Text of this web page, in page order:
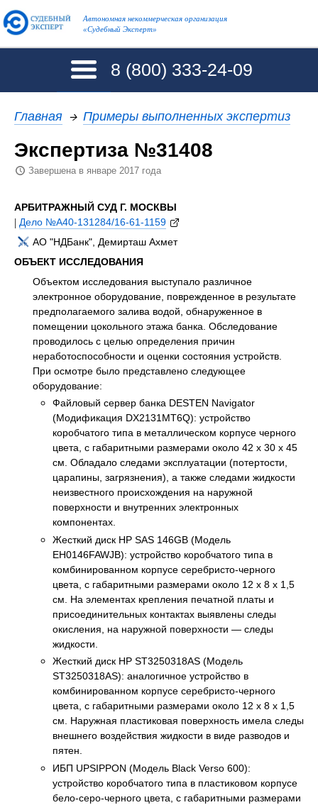
Автономная некоммерческая организация
«Судебный Эксперт»
8 (800) 333-24-09
Главная → Примеры выполненных экспертиз
Экспертиза №31408
Завершена в январе 2017 года
АРБИТРАЖНЫЙ СУД Г. МОСКВЫ
| Дело №А40-131284/16-61-1159
АО "НДБанк", Демирташ Ахмет
ОБЪЕКТ ИССЛЕДОВАНИЯ
Объектом исследования выступало различное
электронное оборудование, поврежденное в результате
предполагаемого залива водой, обнаруженное в
помещении цокольного этажа банка. Обследование
проводилось с целью определения причин
неработоспособности и оценки состояния устройств.
При осмотре было представлено следующее
оборудование:
Файловый сервер банка DESTEN Navigator
(Модификация DX2131MT6Q): устройство
коробчатого типа в металлическом корпусе черного
цвета, с габаритными размерами около 42 x 30 x 45
см. Обладало следами эксплуатации (потертости,
царапины, загрязнения), а также следами жидкости
неизвестного происхождения на наружной
поверхности и внутренних электронных
компонентах.
Жесткий диск HP SAS 146GB (Модель
EH0146FAWJB): устройство коробчатого типа в
комбинированном корпусе серебристо-черного
цвета, с габаритными размерами около 12 x 8 x 1,5
см. На элементах крепления печатной платы и
присоединительных контактах выявлены следы
окисления, на наружной поверхности — следы
жидкости.
Жесткий диск HP ST3250318AS (Модель
ST3250318AS): аналогичное устройство в
комбинированном корпусе серебристо-черного
цвета, с габаритными размерами около 12 x 8 x 1,5
см. Наружная пластиковая поверхность имела следы
внешнего воздействия жидкости в виде разводов и
пятен.
ИБП UPSIPPON (Модель Black Verso 600):
устройство коробчатого типа в пластиковом корпусе
бело-серо-черного цвета, с габаритными размерами